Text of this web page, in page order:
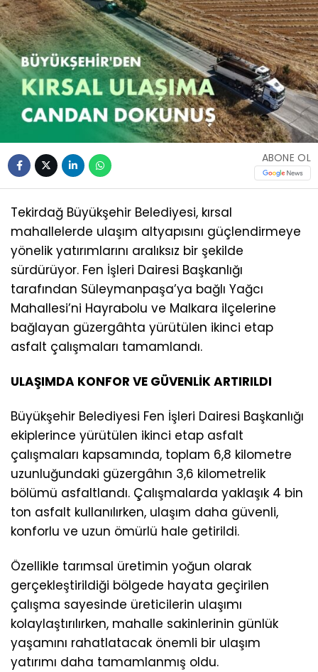
ABONE OL
Tekirdağ Büyükşehir Belediyesi, kırsal
mahallelerde ulaşım altyapısını güçlendirmeye
yönelik yatırımlarını aralıksız bir şekilde
sürdürüyor. Fen İşleri Dairesi Başkanlığı
tarafından Süleymanpaşa’ya bağlı Yağcı
Mahallesi’ni Hayrabolu ve Malkara ilçelerine
bağlayan güzergâhta yürütülen ikinci etap
asfalt çalışmaları tamamlandı.
ULAŞIMDA KONFOR VE GÜVENLİK ARTIRILDI
Büyükşehir Belediyesi Fen İşleri Dairesi Başkanlığı
ekiplerince yürütülen ikinci etap asfalt
çalışmaları kapsamında, toplam 6,8 kilometre
uzunluğundaki güzergâhın 3,6 kilometrelik
bölümü asfaltlandı. Çalışmalarda yaklaşık 4 bin
ton asfalt kullanılırken, ulaşım daha güvenli,
konforlu ve uzun ömürlü hale getirildi.
Özellikle tarımsal üretimin yoğun olarak
gerçekleştirildiği bölgede hayata geçirilen
çalışma sayesinde üreticilerin ulaşımı
kolaylaştırılırken, mahalle sakinlerinin günlük
yaşamını rahatlatacak önemli bir ulaşım
yatırımı daha tamamlanmış oldu.